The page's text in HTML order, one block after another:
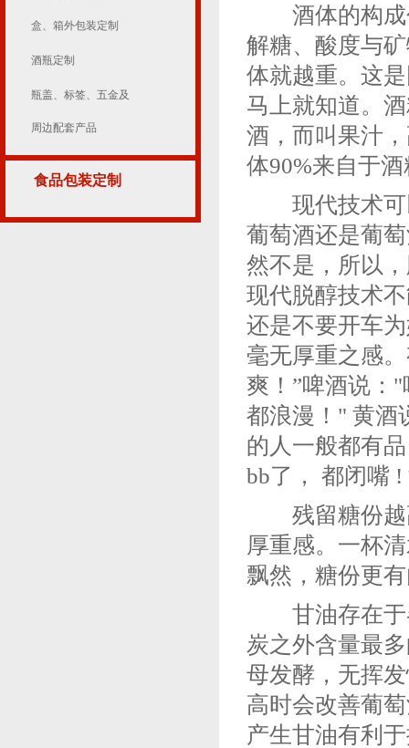
盒、箱外包装定制
酒瓶定制
瓶盖、标签、五金及
周边配套产品
食品包装定制
酒体的构成
解糖、酸度与
体就越重。这
马上就知道。
酒，而叫果汁
体90%来自于
现代技术可
葡萄酒还是葡
然不是，所以
现代脱醇技术
还是不要开车
毫无厚重之感
爽！”啤酒说：
都浪漫！" 黄酒
的人一般都有
bb了， 都闭嘴
残留糖份越
厚重感。一杯
飘然，糖份更
甘油存在于
炭之外含量最
母发酵，无挥
高时会改善葡
产生甘油有利